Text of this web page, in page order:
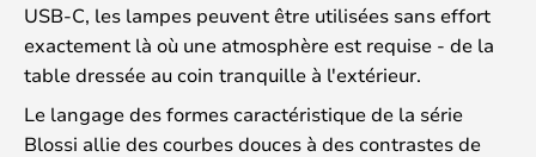
USB-C, les lampes peuvent être utilisées sans effort
exactement là où une atmosphère est requise - de la
table dressée au coin tranquille à l'extérieur.
Le langage des formes caractéristique de la série
Blossi allie des courbes douces à des contrastes de